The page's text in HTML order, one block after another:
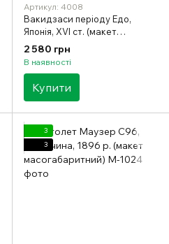
Артикул: 4008
Вакидзаси періоду Едо,
Японія, XVI ст. (макет
масогабаритний)
2 580 грн
В наявності
Купити
3
3